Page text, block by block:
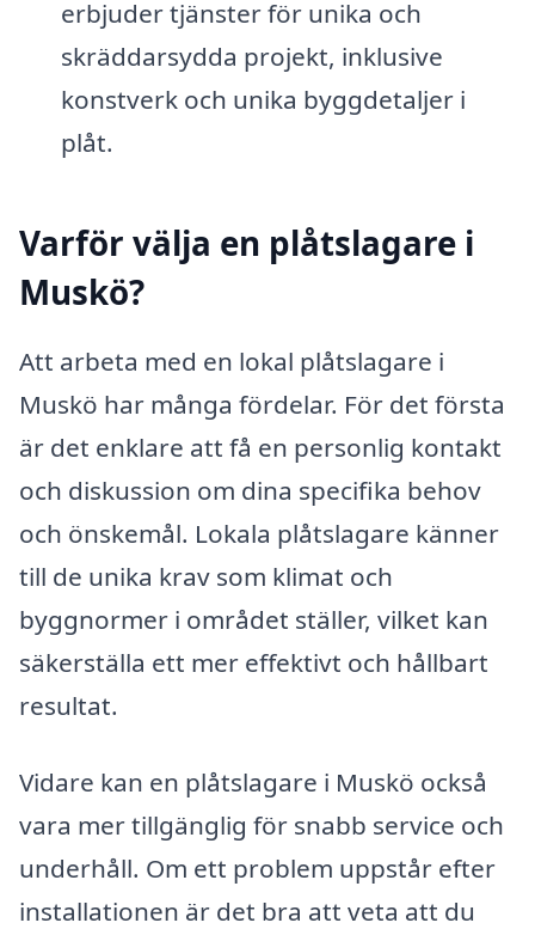
erbjuder tjänster för unika och
skräddarsydda projekt, inklusive
konstverk och unika byggdetaljer i
plåt.
Varför välja en plåtslagare i
Muskö?
Att arbeta med en lokal plåtslagare i
Muskö har många fördelar. För det första
är det enklare att få en personlig kontakt
och diskussion om dina specifika behov
och önskemål. Lokala plåtslagare känner
till de unika krav som klimat och
byggnormer i området ställer, vilket kan
säkerställa ett mer effektivt och hållbart
resultat.
Vidare kan en plåtslagare i Muskö också
vara mer tillgänglig för snabb service och
underhåll. Om ett problem uppstår efter
installationen är det bra att veta att du